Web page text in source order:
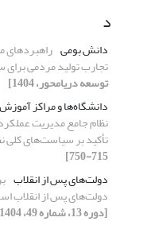
د
دانش بومی راهبردهای
تجارب تولید مردمی برای
توسعه دریامحور، 1404]
دانشگاه‌ها و مراکز
نظام جامع مدیریت
تأکید بر سیاست‌های کلی
715-750]
دولت‌های پس از انقلاب
دولت‌های پس از انقلاب
[دوره 13، شماره 49، 1404، صفحه 1-38]